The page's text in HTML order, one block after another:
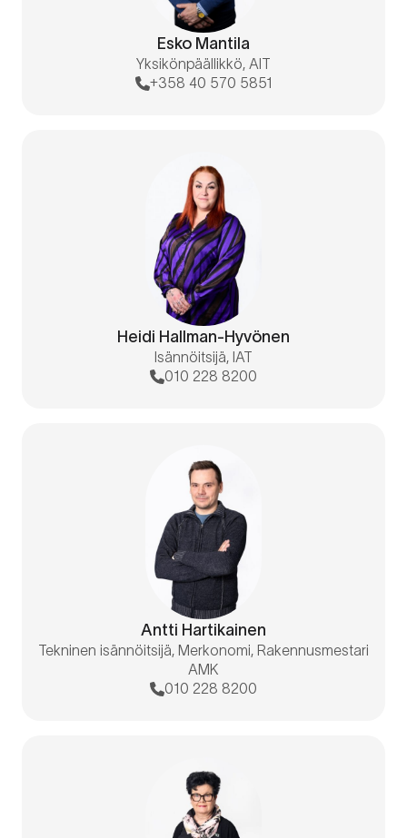
Esko Mantila
Yksikönpäällikkö, AIT
+358 40 570 5851
Heidi Hallman-Hyvönen
Isännöitsijä, IAT
010 228 8200
Antti Hartikainen
Tekninen isännöitsijä, Merkonomi, Rakennusmestari
AMK
010 228 8200